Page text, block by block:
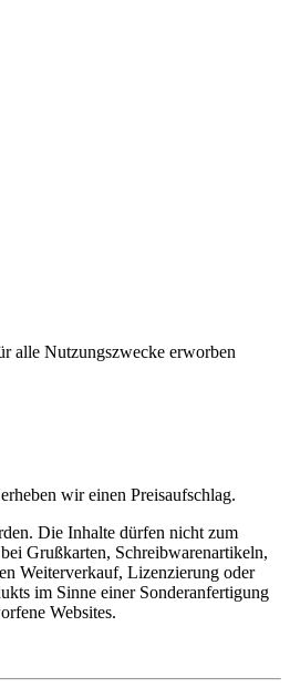
alle Nutzungszwecke erworben
wir einen Preisaufschlag.
Die Inhalte dürfen nicht zum
Grußkarten, Schreibwarenartikeln,
Weiterverkauf, Lizenzierung oder
im Sinne einer Sonderanfertigung
Websites.